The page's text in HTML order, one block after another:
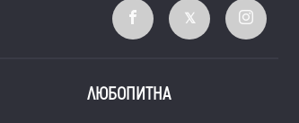
ЛЮБОПИТНА